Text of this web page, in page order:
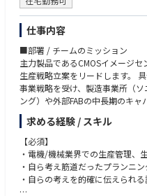
価、展開
③次世代装置導入サポート：プロ
・立ち上げ、調整、性能確認
・故障対応
・評価サポート：データ取得、改
・量産機対応向け準備：不具合
等
④その他
・安全、品質問題防止のための事
・顧客向け定例会議の資料作成、
■入社後の充実した研修
スキルやキャッチアップ状況に
は、OJTでフォローとなります
生産技術、歩留まり改善、トラブ
以下いずれかの製品・工程に関
Deposition（薄膜）
Etching（エッチング）
Wet Clean（洗浄）
PLP／パネル加工
▼ 電気・機械・設計・IT系
電気・機械図面、回路図、操作
機械設計経験、CADの知識
電気設計、電気電子分野の知見
プログラミング経験（言語不問）
Linuxの知見
第二種電気主任技術者をお持ち
▼ コミュニケーション・調整力
顧客対応経験
仕事内容
■部署 / チームのミッション
主力製品であるCMOSイメージ
生産戦略立案をリードします。
事業戦略を受け、製造事業所（
ング）や外部FABの中長期のキ
生産戦略の策定をリードします。
ソニーグループ全体の意思決定機
ートします。
■担当予定の業務内容
世界トップクラスのシェアを有
担当
求める経験 / スキル
【必須】
・電機/機械業界での生産管理、
・自ら考え筋道だったプランニ
・自らの考えを的確に伝えられ